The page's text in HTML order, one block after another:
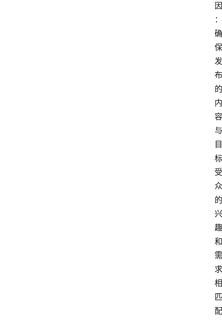
因
：
确
保
发
布
的
内
容
与
目
标
受
众
的
兴
趣
和
需
求
相
匹
配